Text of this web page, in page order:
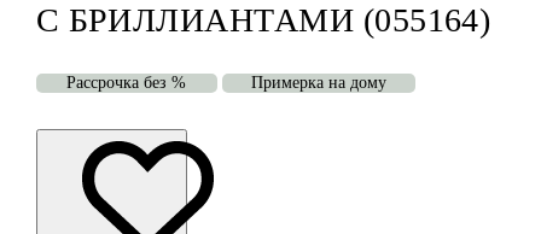
С БРИЛЛИАНТАМИ (055164)
Рассрочка без % Примерка на дому